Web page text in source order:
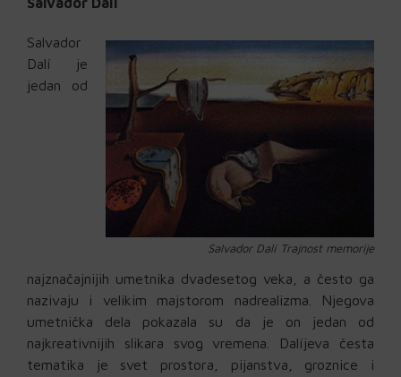
Salvador Dalí Trajnost memorije
Salvador
Dalí je
jedan od
najznačajnijih umetnika dvadesetog veka, a često ga
nazivaju i velikim majstorom nadrealizma. Njegova
umetnička dela pokazala su da je on jedan od
najkreativnijih slikara svog vremena. Dalíjeva česta
tematika je svet prostora, pijanstva, groznice i